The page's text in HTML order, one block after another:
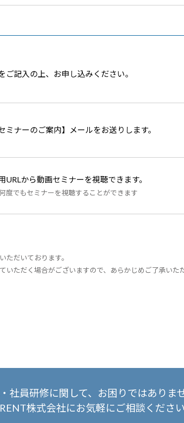
記入の上、お申し込みください。
ナーのご案内】メールをお送りします。
から動画セミナーを視聴できます。
度でもセミナーを視聴することができます
だいております。
ただく場合がございますので、あらかじめご了承いた
社員研修に関して、
お困りではありま
株式会社にお気軽にご相談ください